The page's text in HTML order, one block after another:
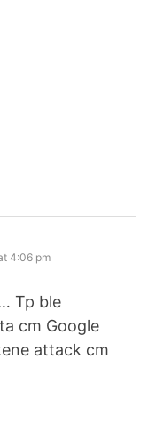
4:06 pm
Tp ble
cm Google
attack cm